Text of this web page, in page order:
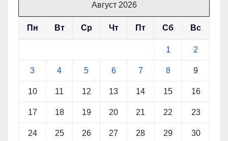
Август 2026
Пн Вт Ср Чт Пт Сб Вс
1 2
3 4 5 6 7 8 9
10 11 12 13 14 15 16
17 18 19 20 21 22 23
24 25 26 27 28 29 30